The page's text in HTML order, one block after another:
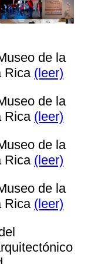
de la
Rica (leer)
de la
Rica (leer)
de la
Rica (leer)
de la
Rica (leer)